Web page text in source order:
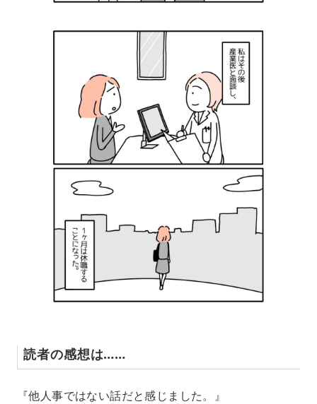
読者の感想は……
『他人事ではない話だと感じました。』